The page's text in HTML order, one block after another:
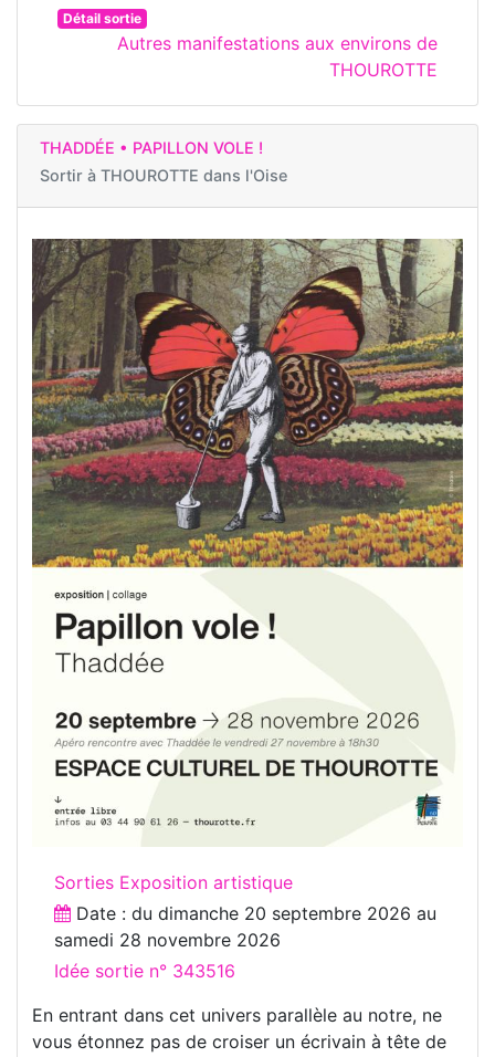
Détail sortie
Autres manifestations aux environs de
THOUROTTE
THADDÉE • PAPILLON VOLE !
Sortir à THOUROTTE dans l'Oise
Sorties Exposition artistique
Date : du dimanche 20 septembre 2026 au
samedi 28 novembre 2026
Idée sortie n° 343516
En entrant dans cet univers parallèle au notre, ne
vous étonnez pas de croiser un écrivain à tête de